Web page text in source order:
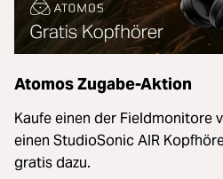
Atomos Zugabe-Aktion
Kaufe einen der Fieldmonitore
einen StudioSonic AIR
gratis dazu.